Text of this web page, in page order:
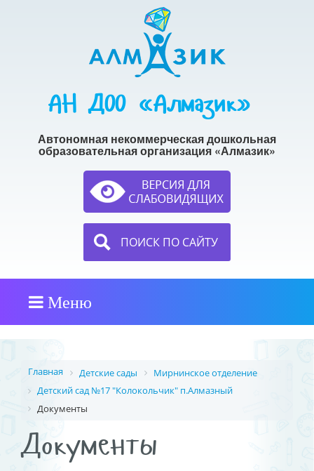
АН ДОО «Алмазик»
Автономная некоммерческая дошкольная
образовательная организация «Алмазик»
ПОИСК ПО САЙТУ
Меню
Главная Детские сады
Мирнинское отделение
Детский сад №17 "Колокольчик" п.Алмазный
Документы
Документы